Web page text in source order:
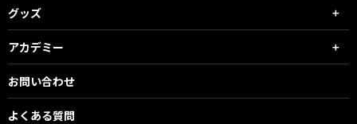
グッズ
アカデミー
お問い合わせ
よくある質問